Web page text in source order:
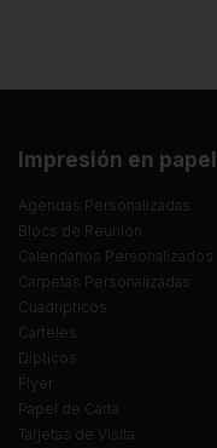
Impresión en papel
Agendas Personalizadas
Blocs de Reunión
Calendarios Personalizados
Carpetas Personalizadas
Cuadrípticos
Carteles
Dípticos
Flyer
Papel de Carta
Tarjetas de Visita